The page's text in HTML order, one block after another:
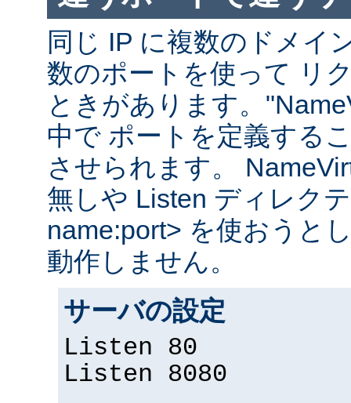
同じ IP に複数のドメイ
数のポートを使って リ
ときがあります。
中で ポートを定義する
させられます。
無しや Listen ディレク
name:port> を使おうと
動作しません。
サーバの設定
Listen 80
Listen 8080